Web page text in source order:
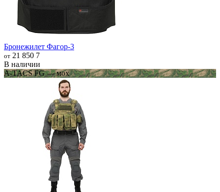
Бронежилет Фагор-3
от 21 850 7
В наличии
A-TACS FG — мох